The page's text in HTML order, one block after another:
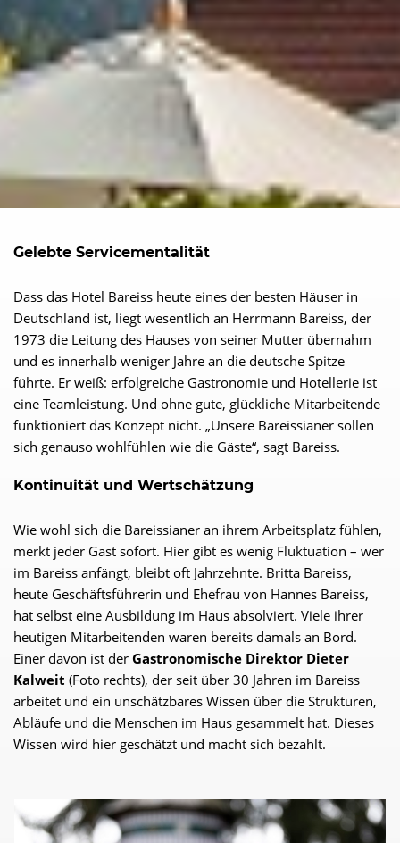
Gelebte Servicementalität
Dass das Hotel Bareiss heute eines der besten Häuser in
Deutschland ist, liegt wesentlich an Herrmann Bareiss, der
1973 die Leitung des Hauses von seiner Mutter übernahm
und es innerhalb weniger Jahre an die deutsche Spitze
führte. Er weiß: erfolgreiche Gastronomie und Hotellerie ist
eine Teamleistung. Und ohne gute, glückliche Mitarbeitende
funktioniert das Konzept nicht. „Unsere Bareissianer sollen
sich genauso wohlfühlen wie die Gäste“, sagt Bareiss.
Kontinuität und Wertschätzung
Wie wohl sich die Bareissianer an ihrem Arbeitsplatz fühlen,
merkt jeder Gast sofort. Hier gibt es wenig Fluktuation – wer
im Bareiss anfängt, bleibt oft Jahrzehnte. Britta Bareiss,
heute Geschäftsführerin und Ehefrau von Hannes Bareiss,
hat selbst eine Ausbildung im Haus absolviert. Viele ihrer
heutigen Mitarbeitenden waren bereits damals an Bord.
Einer davon ist der Gastronomische Direktor Dieter
Kalweit (Foto rechts), der seit über 30 Jahren im Bareiss
arbeitet und ein unschätzbares Wissen über die Strukturen,
Abläufe und die Menschen im Haus gesammelt hat. Dieses
Wissen wird hier geschätzt und macht sich bezahlt.